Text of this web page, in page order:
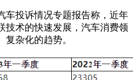
车投诉情况专题报告称，近年
技术的快速发展，汽车消费领
杂化的趋势。